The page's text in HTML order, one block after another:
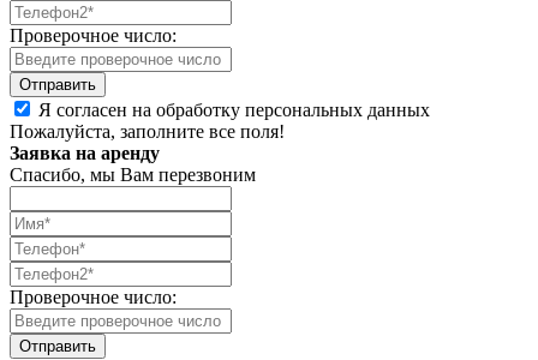
Проверочное число:
Я согласен на обработку персональных данных
Пожалуйста, заполните все поля!
Заявка на аренду
Спасибо, мы Вам перезвоним
Проверочное число: